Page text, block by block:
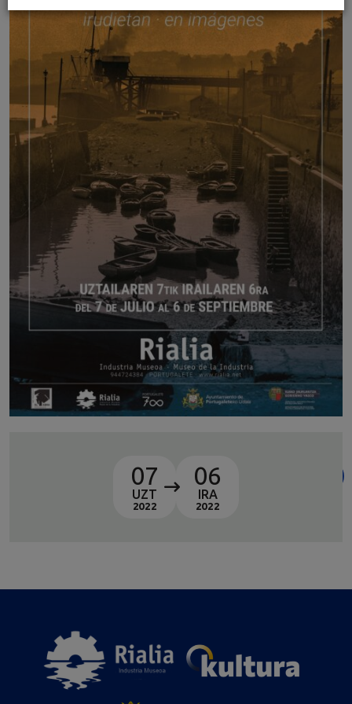
07
UZT
2022
06
IRA
2022